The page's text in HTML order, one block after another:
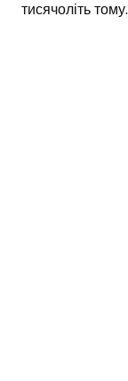
тисячоліть тому.